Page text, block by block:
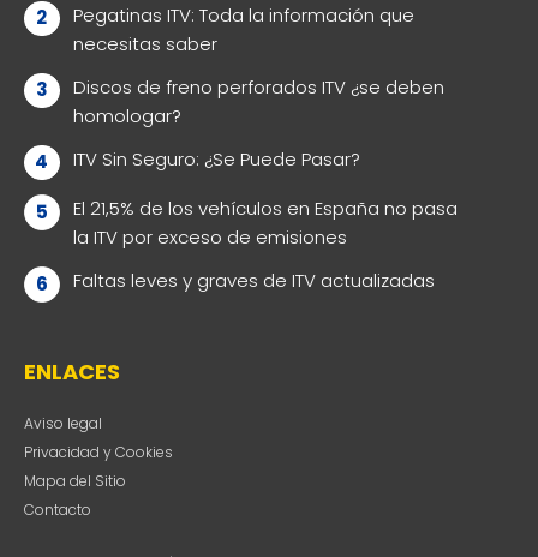
Pegatinas ITV: Toda la información que
necesitas saber
Discos de freno perforados ITV ¿se deben
homologar?
ITV Sin Seguro: ¿Se Puede Pasar?
El 21,5% de los vehículos en España no pasa
la ITV por exceso de emisiones
Faltas leves y graves de ITV actualizadas
ENLACES
Aviso legal
Privacidad y Cookies
Mapa del Sitio
Contacto